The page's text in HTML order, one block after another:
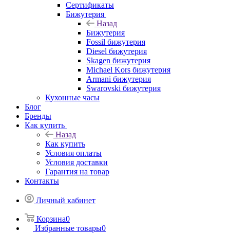
Сертификаты
Бижутерия
Назад
Бижутерия
Fossil бижутерия
Diesel бижутерия
Skagen бижутерия
Michael Kors бижутерия
Armani бижутерия
Swarovski бижутерия
Кухонные часы
Блог
Бренды
Как купить
Назад
Как купить
Условия оплаты
Условия доставки
Гарантия на товар
Контакты
Личный кабинет
Корзина0
Избранные товары0